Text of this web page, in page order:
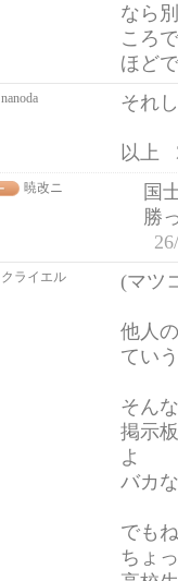
なら
ころ
ほど
nanoda それ
以上
暁改ニ
国
勝
クライエル (マツ
他人
てい
そん
掲示
よ
バカ
でもね
ちょ